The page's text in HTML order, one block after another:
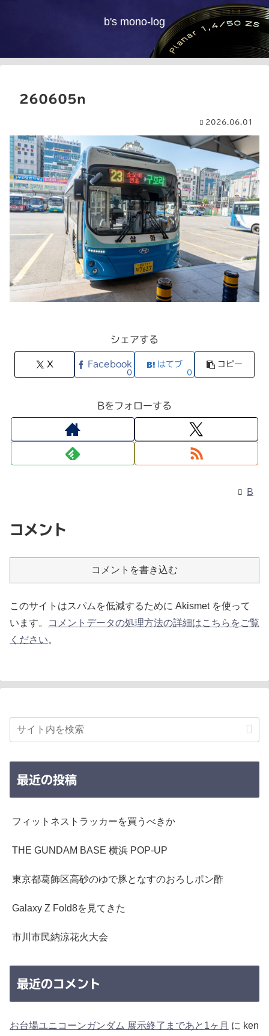
b's mono-log
260605n
2026.06.01
シェアする
X Facebook
0
はてブ
0
コピー
Bをフォローする
B
コメント
コメントを書き込む
このサイトはスパムを低減するために Akismet を使って
います。
コメントデータの処理方法の詳細はこちらをご覧
ください。
最近の投稿
フィットネストラッカーを買うべきか
THE GUNDAM BASE 横浜 POP-UP
東京都葛飾区高砂のゆで豚となすのおろしポン酢
Galaxy Z Fold8を見てきた
市川市民納涼花火大会
最近のコメント
お台場ユニコーンガンダム 展示終了まであと1ヶ月 に ken